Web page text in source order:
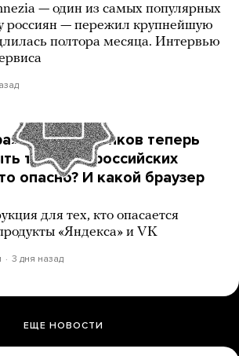
— один из самых популярных
россиян — пережил крупнейшую
полтора месяца. Интервью
и других банков теперь
только в российских
опасно? И какой браузер
для тех, кто опасается
«Яндекса» и VK
3 дня назад
ЕЩЕ НОВОСТИ